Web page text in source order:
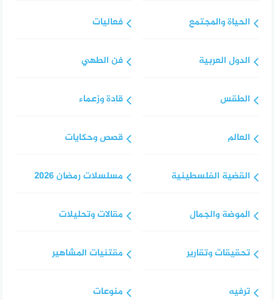
الحياة والمجتمع
الدول العربية
الطقس
العالم
القضية الفلسطينية
الموضة والجمال
تحقيقات وتقارير
ترفيه
فعاليات
فن الطهي
قادة وزعماء
قصص وحكايات
مسلسلات رمضان 2026
مقالات وتحليلات
مقتنيات المشاهير
منوعات